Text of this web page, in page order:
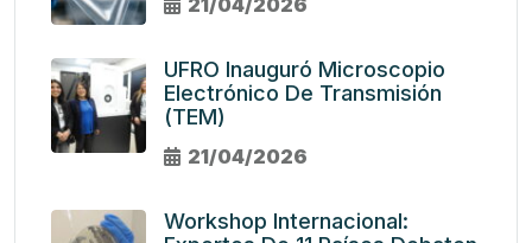
UFRO Inauguró Microscopio
Electrónico De Transmisión
(TEM)
21/04/2026
Workshop Internacional: